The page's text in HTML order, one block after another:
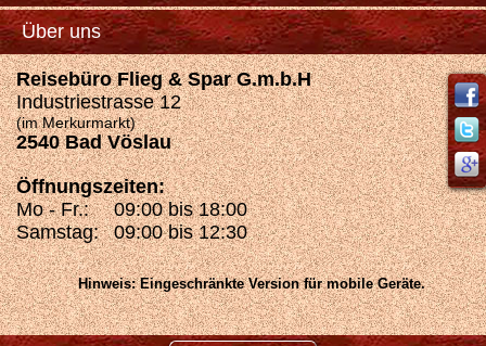
Über uns
Reisebüro Flieg & Spar G.m.b.H
Industriestrasse 12
(im Merkurmarkt)
2540 Bad Vöslau
Öffnungszeiten:
Mo - Fr.:
09:00 bis 18:00
Samstag: 09:00 bis 12:30
Hinweis: Eingeschränkte Version für mobile Geräte.